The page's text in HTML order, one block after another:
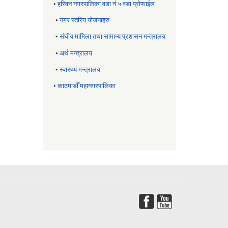
•हरिवन नगरपालिका वडा नं ५ वडा प्रोफाईल
•नगर स्तरिय याेजनाहरु
•संघीय मामिला तथा सामान्य प्रशासन मन्त्रालय
• अर्थ मन्त्रालय
•स्वास्थ्य मन्त्रालय
•काठमाडौँ महानगरपालिका